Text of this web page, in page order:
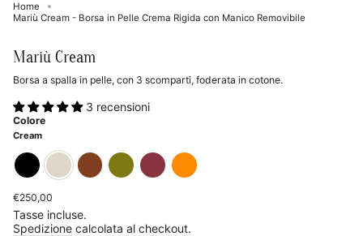
Home
Mariù Cream - Borsa in Pelle Crema Rigida con Manico Removibile
Mariù Cream
Borsa a spalla in pelle, con 3 scomparti, foderata in cotone.
3 recensioni
Colore
Cream
black creambrownpear plum mandarino
Prezzo
base
€250,00
Tasse incluse.
Spedizione calcolata al checkout.